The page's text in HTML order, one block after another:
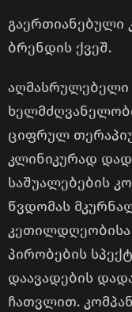
გაერთიანებული
ბრენდის ქვეშ.
აღმასრულებელი
ციფრულ
კლინიკურად
საშუალებების
წვდომას
კეთილდღეობისა
პირობების
დაავადების
ჩათვლით.